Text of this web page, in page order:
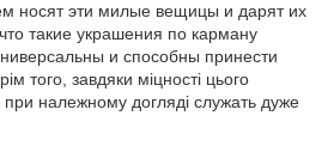
носят эти милые вещицы и дарят их
такие украшения по карману
и способны принести
того, завдяки міцності цього
при належному догляді служать дуже